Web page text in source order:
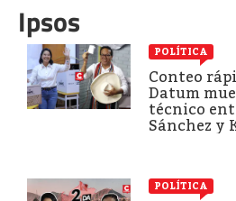
Ipsos
POLÍTICA
Conteo
Datum
técnico
Sánchez y
POLÍTICA